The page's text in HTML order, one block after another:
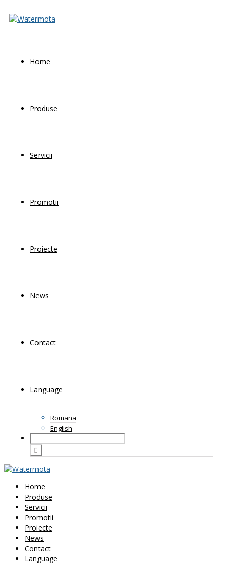
Home
Produse
Servicii
Promotii
Proiecte
News
Contact
Language
Romana
English
Home
Produse
Servicii
Promotii
Proiecte
News
Contact
Language